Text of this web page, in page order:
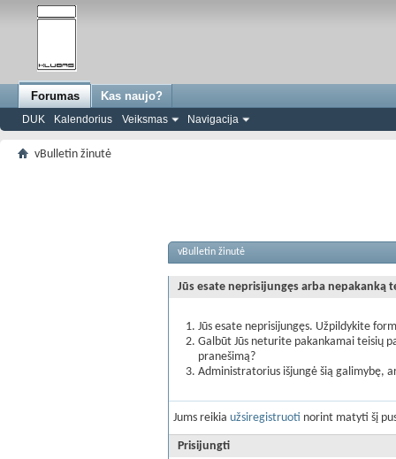
Forumas
DUK Kalendorius Veiksmas Navigacija
Kas naujo?
vBulletin žinutė
vBulletin žinutė
Jūs esate neprisijungęs arba nepakanką
Jūs esate neprisijungęs. Užpildykite
Galbūt Jūs neturite pakankamai teisių
pranešimą?
Administratorius išjungė šią galimybę,
Jums reikia užsiregistruoti norint matyti šį
Prisijungti